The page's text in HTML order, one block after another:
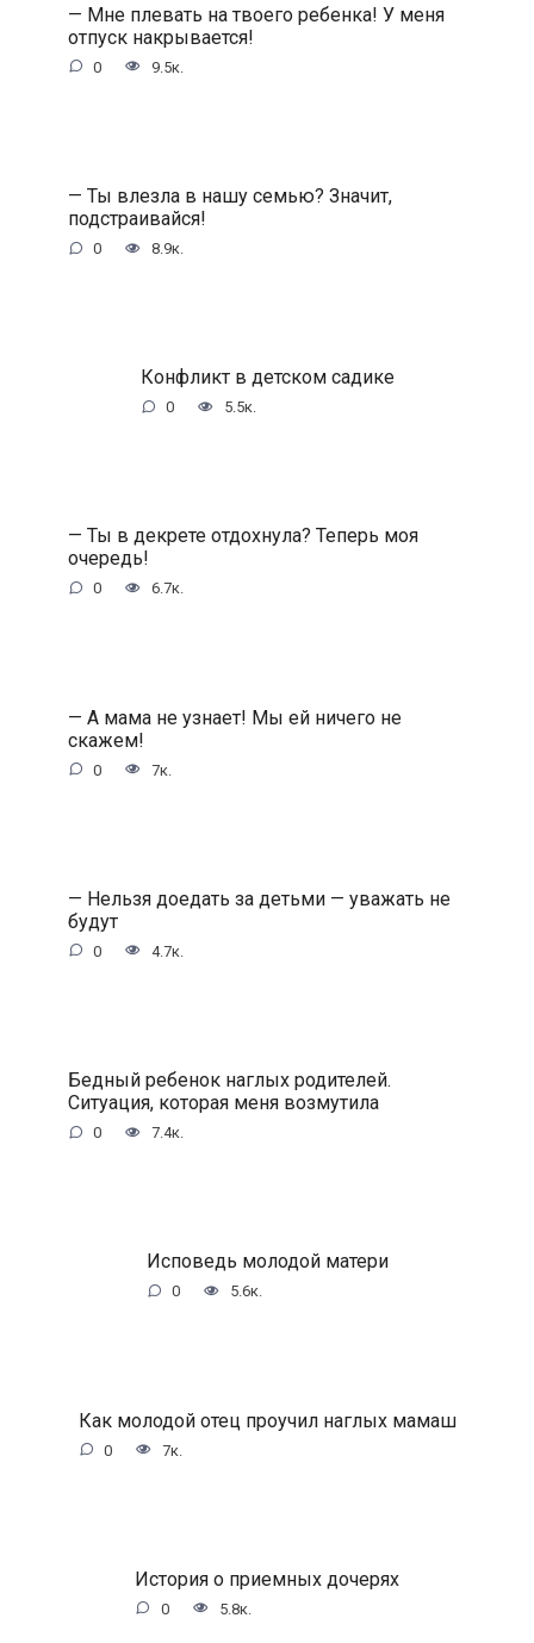
— Мне плевать на твоего ребенка! У меня
отпуск накрывается!
0 9.5к.
— Ты влезла в нашу семью? Значит,
подстраивайся!
0 8.9к.
Конфликт в детском садике
0 5.5к.
— Ты в декрете отдохнула? Теперь моя
очередь!
0 6.7к.
— А мама не узнает! Мы ей ничего не
скажем!
0 7к.
— Нельзя доедать за детьми — уважать не
будут
0 4.7к.
Бедный ребенок наглых родителей.
Ситуация, которая меня возмутила
0 7.4к.
Исповедь молодой матери
0 5.6к.
Как молодой отец проучил наглых мамаш
0 7к.
История о приемных дочерях
0 5.8к.